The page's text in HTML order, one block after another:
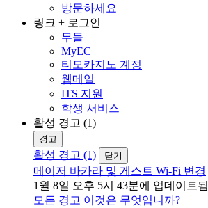
방문하세요
링크 + 로그인
무들
MyEC
티모카지노 계정
웹메일
ITS 지원
학생 서비스
활성 경고 (1)
경고
활성 경고 (1) 닫기
메이저 바카라 및 게스트 Wi-Fi 변경
1월 8일 오후 5시 43분에 업데이트됨
모든 경고 이것은 무엇입니까?